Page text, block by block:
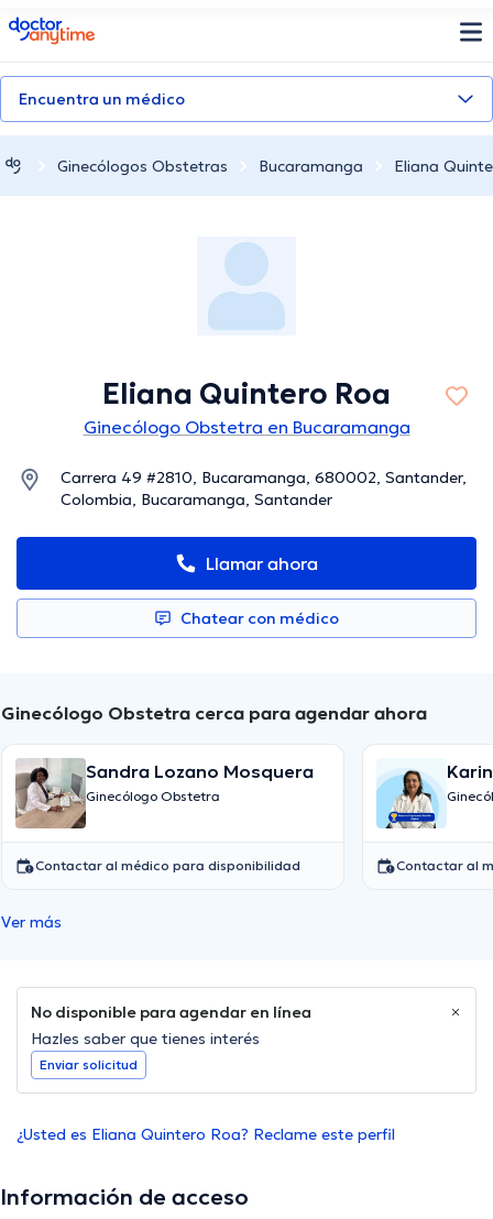
doctoranytime
Encuentra un médico
Ginecólogos Obstetras Bucaramanga Eliana
Eliana Quintero Roa
Ginecólogo Obstetra en Bucaramanga
Carrera 49 #2810, Bucaramanga, 680002, Santander,
Colombia, Bucaramanga, Santander
Llamar ahora
Chatear con médico
Ginecólogo Obstetra cerca para agendar ahora
Sandra Lozano Mosquera
Ginecólogo Obstetra
Contactar al médico para disponibilidad Contactar al
Ver más
No disponible para agendar en línea
Hazles saber que tienes interés
Enviar solicitud
¿Usted es Eliana Quintero Roa? Reclame este perfil
Información de acceso